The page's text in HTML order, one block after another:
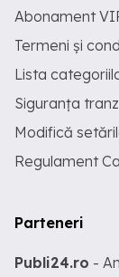
Abonament
Termeni și
Lista
Siguranța
Modifică
Regulament
Parteneri
Publi24.ro -